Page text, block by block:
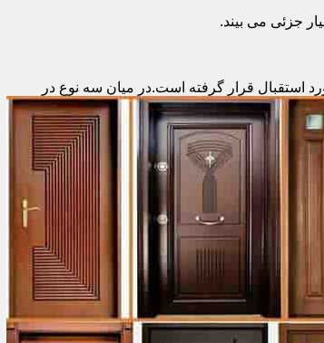
جزئی می بیند.
استقبال قرار گرفته است.در میان سه نوع در